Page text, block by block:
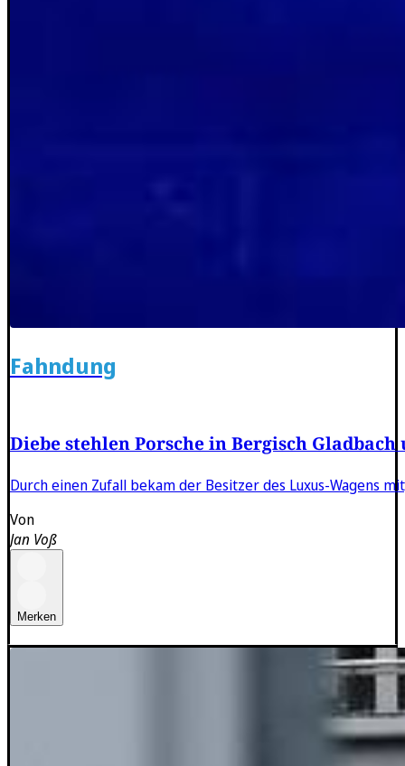
Fahndung
Diebe stehlen Porsche in Bergisch
Durch einen Zufall bekam der Besitzer des Luxus-Wagens
Von
Jan Voß
Merken